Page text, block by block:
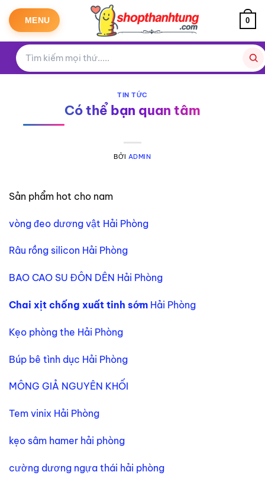
qua
dung
MENU 0
TIN TỨC
Có thể bạn quan tâm
BỞI ADMIN
Sản phẩm hot cho nam
vòng đeo dương vật Hải Phòng
Râu rồng silicon Hải Phòng
BAO CAO SU ĐÔN DÊN Hải Phòng
Chai xịt chống xuất tinh sớm Hải Phòng
Kẹo phòng the Hải Phòng
Búp bê tình dục Hải Phòng
MÔNG GIẢ NGUYÊN KHỐI
Tem vinix Hải Phòng
kẹo sâm hamer hải phòng
cường dương ngựa thái hải phòng